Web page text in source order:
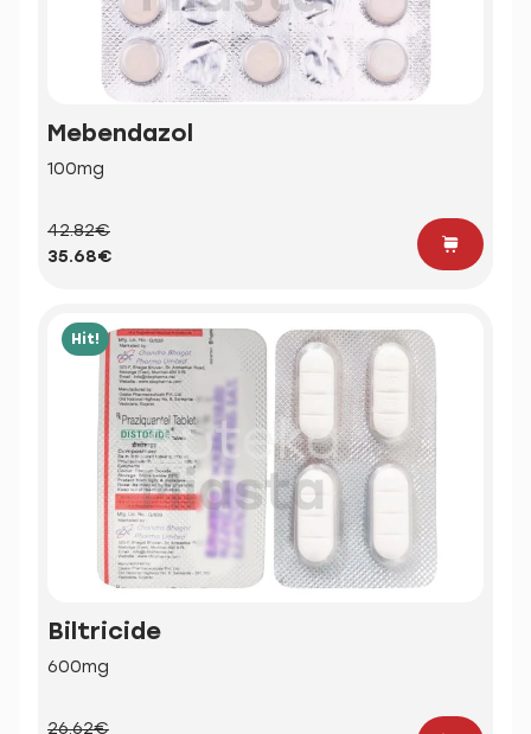
Mebendazol
100mg
42.82€
35.68€
Hit!
Biltricide
600mg
26.62€